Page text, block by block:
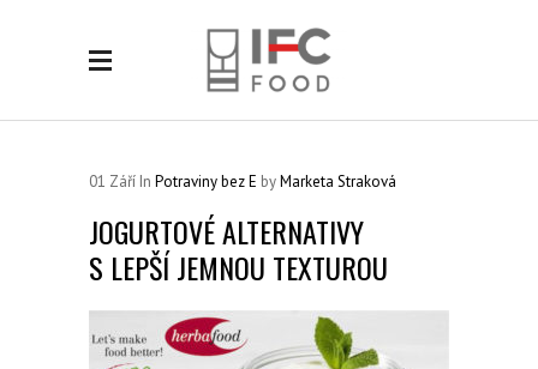
01 Září In Potraviny bez E byMarketa Straková
JOGURTOVÉ ALTERNATIVY
S LEPŠÍ JEMNOU TEXTUROU